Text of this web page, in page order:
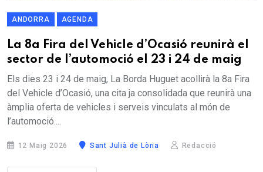
ANDORRA AGENDA
La 8a Fira del Vehicle d’Ocasió reunirà el
sector de l’automoció el 23 i 24 de maig
Els dies 23 i 24 de maig, La Borda Huguet acollirà la 8a Fira
del Vehicle d’Ocasió, una cita ja consolidada que reunirà una
àmplia oferta de vehicles i serveis vinculats al món de
l’automoció....
12 Maig 2026 Sant Julià de Lòria Redacció